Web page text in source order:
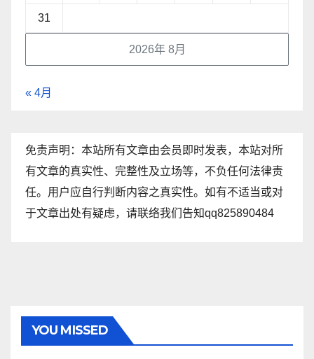
2026年 8月
31
« 4月
免责声明：本站所有文章由会员即时发表，本站对所
有文章的真实性、完整性及立场等，不负任何法律责
任。用户应自行判断内容之真实性。如有不适当或对
于文章出处有疑虑，请联络我们告知qq825890484
YOU MISSED